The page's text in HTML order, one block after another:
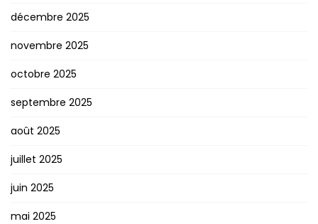
décembre 2025
novembre 2025
octobre 2025
septembre 2025
août 2025
juillet 2025
juin 2025
mai 2025